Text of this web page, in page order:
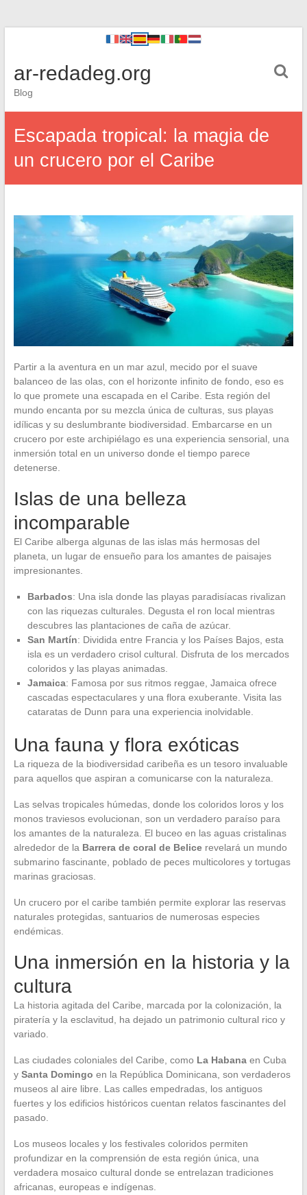
ar-redadeg.org
Blog
Escapada tropical: la magia de
un crucero por el Caribe
Partir a la aventura en un mar azul, mecido por el suave
balanceo de las olas, con el horizonte infinito de fondo, eso es
lo que promete una escapada en el Caribe. Esta región del
mundo encanta por su mezcla única de culturas, sus playas
idílicas y su deslumbrante biodiversidad. Embarcarse en un
crucero por este archipiélago es una experiencia sensorial, una
inmersión total en un universo donde el tiempo parece
detenerse.
Islas de una belleza
incomparable
El Caribe alberga algunas de las islas más hermosas del
planeta, un lugar de ensueño para los amantes de paisajes
impresionantes.
Barbados: Una isla donde las playas paradisíacas rivalizan
con las riquezas culturales. Degusta el ron local mientras
descubres las plantaciones de caña de azúcar.
San Martín: Dividida entre Francia y los Países Bajos, esta
isla es un verdadero crisol cultural. Disfruta de los mercados
coloridos y las playas animadas.
Jamaica: Famosa por sus ritmos reggae, Jamaica ofrece
cascadas espectaculares y una flora exuberante. Visita las
cataratas de Dunn para una experiencia inolvidable.
Una fauna y flora exóticas
La riqueza de la biodiversidad caribeña es un tesoro invaluable
para aquellos que aspiran a comunicarse con la naturaleza.
Las selvas tropicales húmedas, donde los coloridos loros y los
monos traviesos evolucionan, son un verdadero paraíso para
los amantes de la naturaleza. El buceo en las aguas cristalinas
alrededor de la Barrera de coral de Belicerevelará un mundo
submarino fascinante, poblado de peces multicolores y tortugas
marinas graciosas.
Un crucero por el caribe también permite explorar las reservas
naturales protegidas, santuarios de numerosas especies
endémicas.
Una inmersión en la historia y la
cultura
La historia agitada del Caribe, marcada por la colonización, la
piratería y la esclavitud, ha dejado un patrimonio cultural rico y
variado.
Las ciudades coloniales del Caribe, como La Habanaen Cuba
y Santa Domingo en la República Dominicana, son verdaderos
museos al aire libre. Las calles empedradas, los antiguos
fuertes y los edificios históricos cuentan relatos fascinantes del
pasado.
Los museos locales y los festivales coloridos permiten
profundizar en la comprensión de esta región única, una
verdadera mosaico cultural donde se entrelazan tradiciones
africanas, europeas e indígenas.